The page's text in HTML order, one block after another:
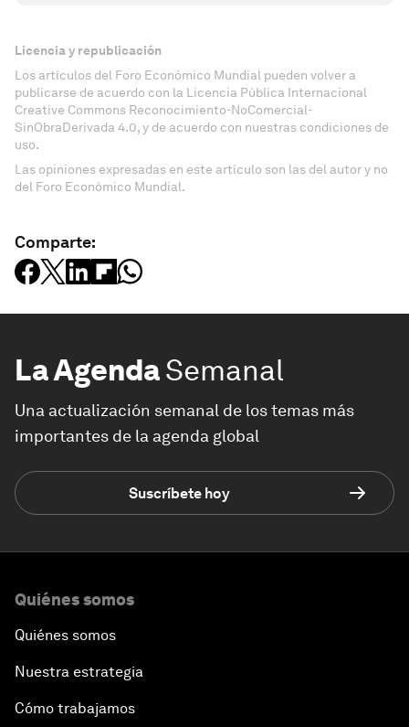
Licencia y republicación
Los artículos del Foro Económico Mundial pueden volver a
publicarse de acuerdo con la Licencia Pública Internacional
Creative Commons Reconocimiento-NoComercial-
SinObraDerivada 4.0, y de acuerdo con nuestras condiciones de
uso.
Las opiniones expresadas en este artículo son las del autor y no
del Foro Económico Mundial.
Comparte:
La AgendaSemanal
Una actualización semanal de los temas más
importantes de la agenda global
Suscríbete hoy
Quiénes somos
Quiénes somos
Nuestra estrategia
Cómo trabajamos